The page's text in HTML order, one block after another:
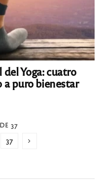
Yoga: cuatro
puro bienestar
37
37